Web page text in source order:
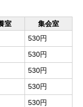
室
集会室
530円
530円
530円
530円
530円